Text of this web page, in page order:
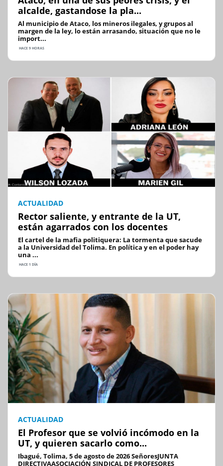
alcalde, gastandose la pla...
Al municipio de Ataco, los mineros ilegales, y grupos al
margen de la ley, lo están arrasando, situación que no le
import...
HACE 9 HORAS
ACTUALIDAD
Rector saliente, y entrante de la UT,
están agarrados con los docentes
El cartel de la mafia politiquera: La tormenta que sacude
a la Universidad del Tolima. En política y en el poder hay
una ...
HACE 1 DÍA
ACTUALIDAD
El Profesor que se volvió incómodo en la
UT, y quieren sacarlo como...
Ibagué, Tolima, 5 de agosto de 2026 SeñoresJUNTA
DIRECTIVAASOCIACIÓN SINDICAL DE PROFESORES